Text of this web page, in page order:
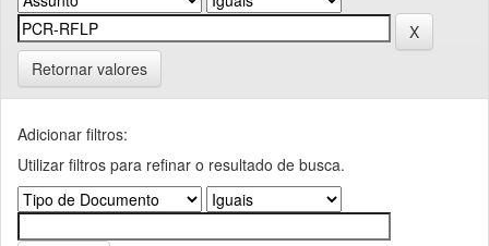
Retornar valores
Adicionar filtros:
Utilizar filtros para refinar o resultado de busca.